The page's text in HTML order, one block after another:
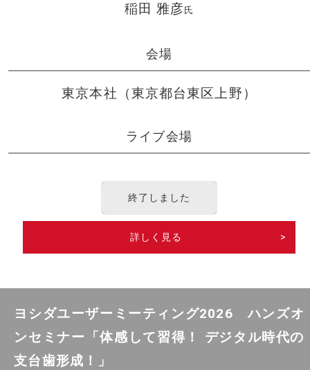
稲田 雅彦氏
会場
東京本社（東京都台東区上野）
ライブ会場
終了しました
詳しく見る >
ヨシダユーザーミーティング2026 ハンズオ
ンセミナー「体感して習得！ デジタル時代の
支台歯形成！」